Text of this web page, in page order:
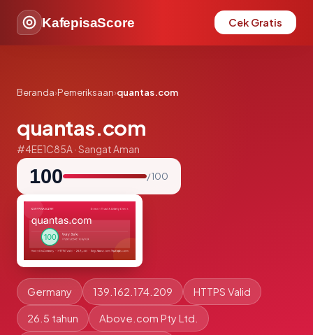
KafepisaScore Cek Gratis
Beranda›Pemeriksaan›quantas.com
quantas.com
#4EE1C85A · Sangat Aman
100 / 100
Germany 139.162.174.209 HTTPS Valid
26.5 tahun Above.com Pty Ltd.